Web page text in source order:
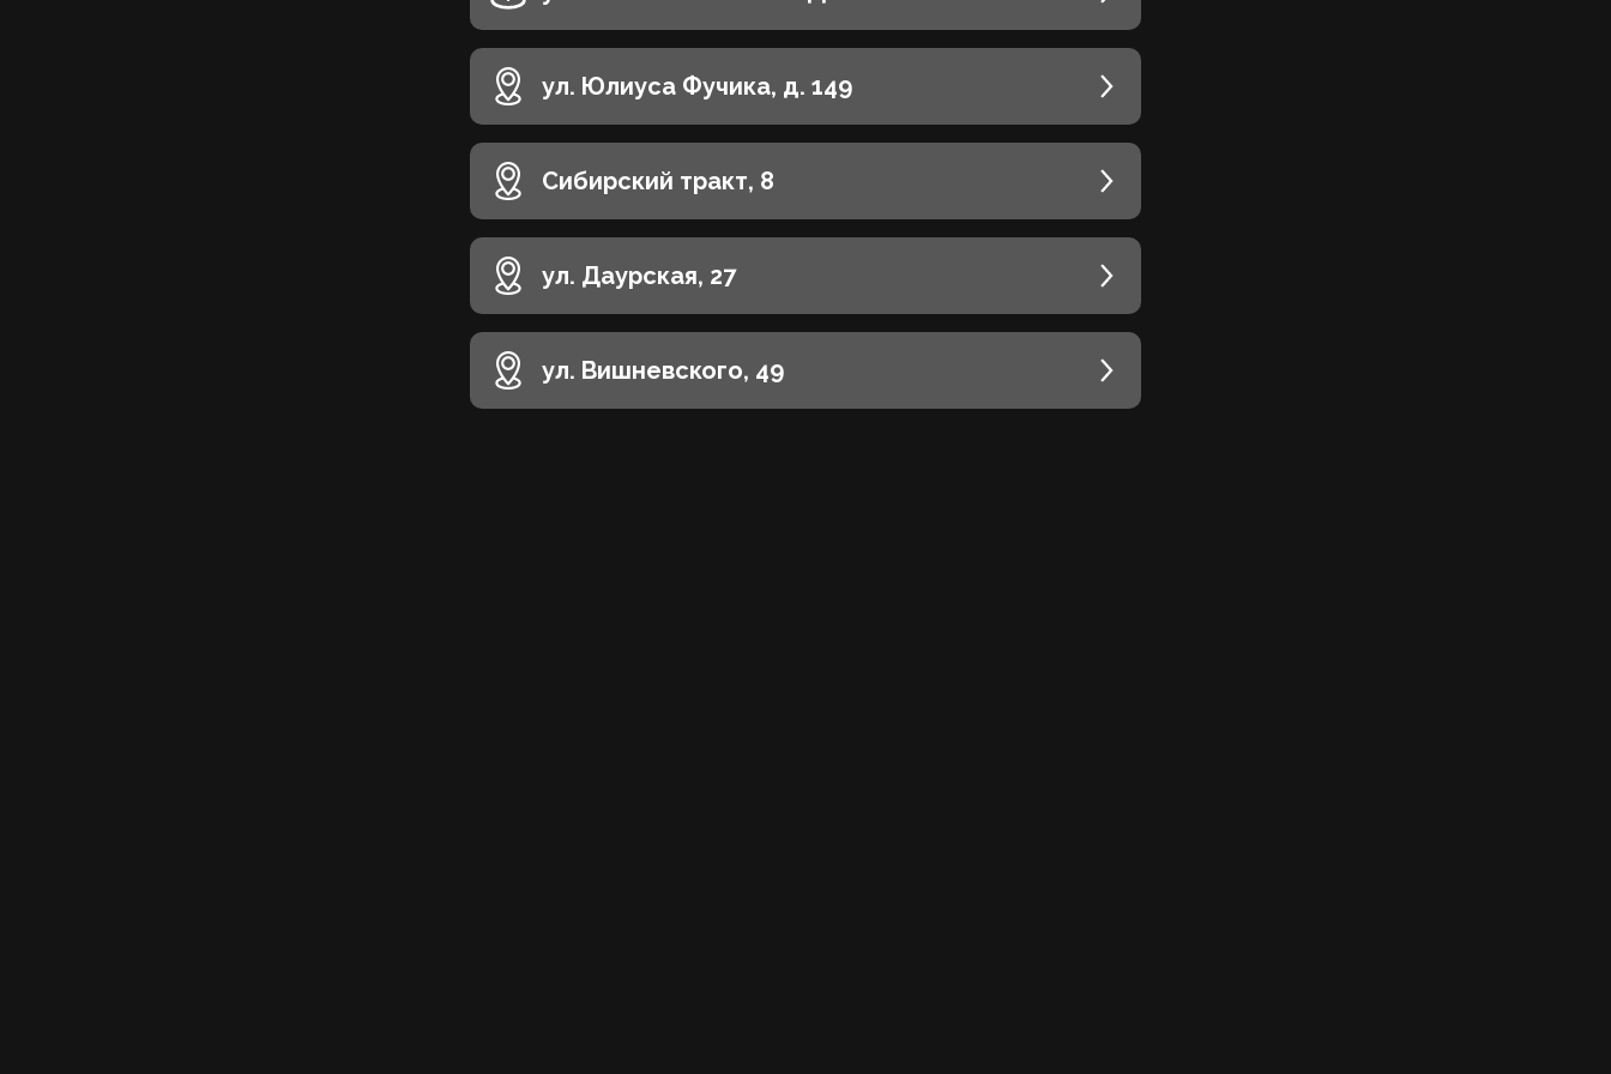
ул. Юлиуса Фучика, д. 149
Сибирский тракт, 8
ул. Даурская, 27
ул. Вишневского, 49